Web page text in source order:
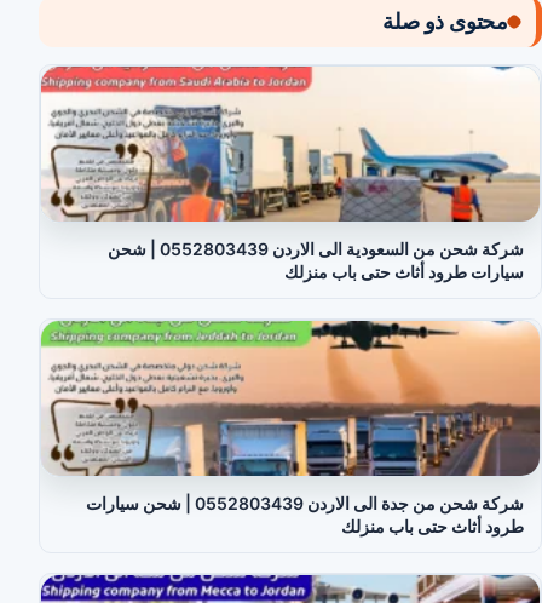
محتوى ذو صلة
شركة شحن من السعودية الى الاردن 0552803439 | شحن
سيارات طرود أثاث حتى باب منزلك
شركة شحن من جدة الى الاردن 0552803439 | شحن سيارات
طرود أثاث حتى باب منزلك